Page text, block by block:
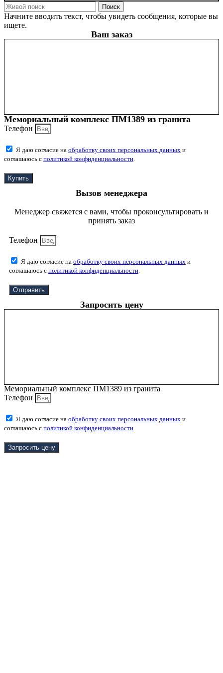
Поиск
Начните вводить текст, чтобы увидеть сообщения, которые вы
ищете.
Ваш заказ
Мемориальный комплекс ПМ1389 из гранита
Телефон
Я даю согласие на обработку своих персональных данных и
соглашаюсь с политикой конфиденциальности.
Купить
Вызов менеджера
Менеджер свяжется с вами, чтобы проконсультировать и
принять заказ
Телефон
Я даю согласие на обработку своих персональных данных и
соглашаюсь с политикой конфиденциальности.
Отправить
Запросить цену
Мемориальный комплекс ПМ1389 из гранита
Телефон
Я даю согласие на обработку своих персональных данных и
соглашаюсь с политикой конфиденциальности.
Запросить цену